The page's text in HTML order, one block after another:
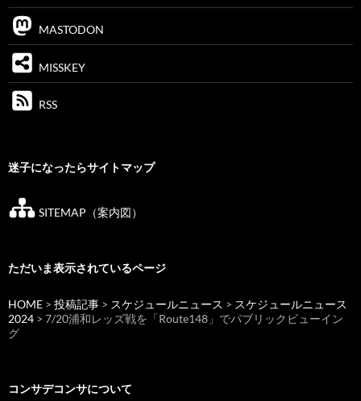
MASTODON
MISSKEY
RSS
迷子になったらサイトマップ
SITEMAP（案内図）
ただいま表示されているページ
HOME > 投稿記事 > スケジュールニュース > スケジュールニュース
2024 > 7/20浦和レッズ戦を「Route148」でパブリックビューイン
グ
コンサデコンサについて